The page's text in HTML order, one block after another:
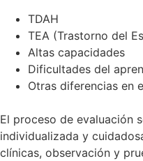
TDAH
TEA (Trastorno del
Altas capacidades
Dificultades del
Otras diferencias en
El proceso de evaluación
individualizada y
clínicas, observación y